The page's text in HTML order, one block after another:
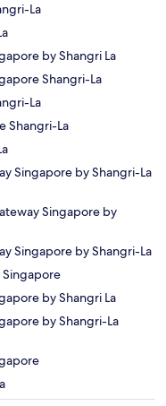
La
by Shangri La
Shangri-La
La
Shangri-La
Singapore by Shangri-La
Singapore by
Singapore by Shangri-La
by Shangri La
by Shangri-La